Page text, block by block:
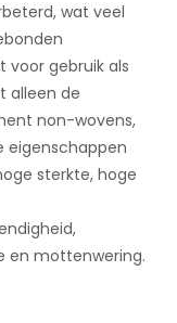
wat veel
voor gebruik als
alleen de
non-wovens,
eigenschappen
sterkte, hoge
en mottenwering.